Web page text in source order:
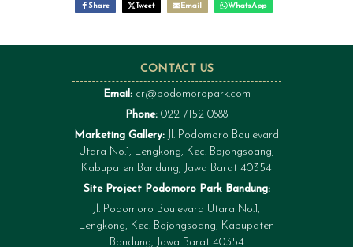
Share Tweet Email WhatsApp
CONTACT US
Email: cr@podomoropark.com
Phone: 022 7152 0888
Marketing Gallery: Jl. Podomoro Boulevard
Utara No.1, Lengkong, Kec. Bojongsoang,
Kabupaten Bandung, Jawa Barat 40354
Site Project Podomoro Park Bandung:
Jl. Podomoro Boulevard Utara No.1,
Lengkong, Kec. Bojongsoang, Kabupaten
Bandung, Jawa Barat 40354